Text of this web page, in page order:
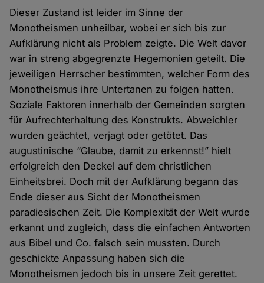
Dieser Zustand ist leider im Sinne der
Monotheismen unheilbar, wobei er sich bis zur
Aufklärung nicht als Problem zeigte. Die Welt davor
war in streng abgegrenzte Hegemonien geteilt. Die
jeweiligen Herrscher bestimmten, welcher Form des
Monotheismus ihre Untertanen zu folgen hatten.
Soziale Faktoren innerhalb der Gemeinden sorgten
für Aufrechterhaltung des Konstrukts. Abweichler
wurden geächtet, verjagt oder getötet. Das
augustinische “Glaube, damit zu erkennst!” hielt
erfolgreich den Deckel auf dem christlichen
Einheitsbrei. Doch mit der Aufklärung begann das
Ende dieser aus Sicht der Monotheismen
paradiesischen Zeit. Die Komplexität der Welt wurde
erkannt und zugleich, dass die einfachen Antworten
aus Bibel und Co. falsch sein mussten. Durch
geschickte Anpassung haben sich die
Monotheismen jedoch bis in unsere Zeit gerettet.